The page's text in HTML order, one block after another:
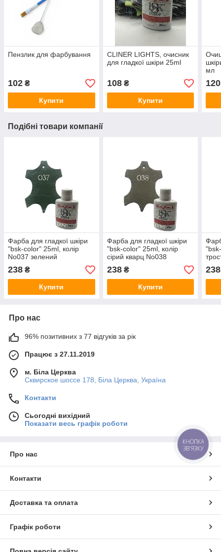
Пензлик для фарбування
102 ₴
Купити
CLINER LIGHTS, очисник
для гладкої шкіри 25ml
108₴
Купити
мл
120
Подібні товари компанії
Фарба для гладкої шкіри
"bsk-color" 25ml, колір
No037 зелений
238 ₴
Купити
Фарба для гладкої шкіри
"bsk-color" 25ml, колір
сірий кварц No038
238₴
Купити
238
Про нас
96% позитивних з 77 відгуків за рік
Працює з 27.11.2019
м. Біла Церква
Сквирское шоссе 178, Біла Церква, Україна
Контакти
Сьогодні вихідний
Показати весь графік роботи
Про нас
Контакти
Доставка та оплата
Графік роботи
КНОПКА
ЗВ'ЯЗКУ